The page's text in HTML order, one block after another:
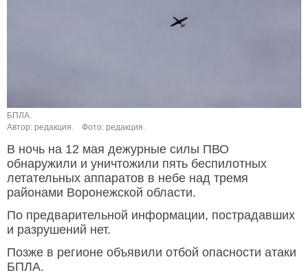
БПЛА.
Автор: редакция.
Фото: редакция.
В ночь на 12 мая дежурные силы ПВО
обнаружили и уничтожили пять беспилотных
летательных аппаратов в небе над тремя
районами Воронежской области.
По предварительной информации, пострадавших
и разрушений нет.
Позже в регионе объявили отбой опасности атаки
БПЛА.